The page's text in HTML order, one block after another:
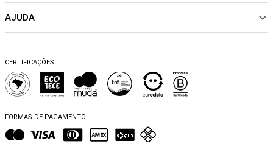
SALE
Sustentabilidade
Trocas e Devoluções
Perguntas Frequentes
Blog
Política de pagamento
AJUDA
Dicas de cuidados
Falar no WhatsApp
CERTIFICAÇÕES
FORMAS DE PAGAMENTO